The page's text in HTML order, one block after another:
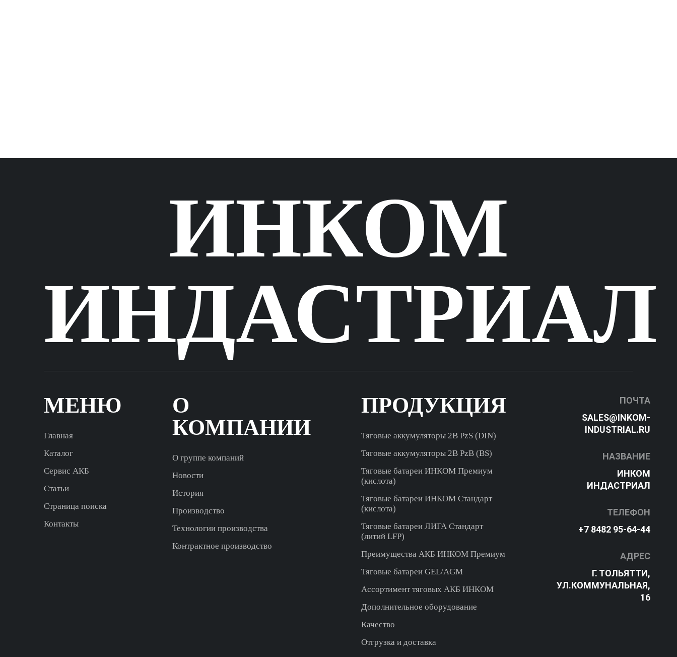
ИНКОМ
ИНДАСТРИАЛ
МЕНЮ
Главная
Каталог
Сервис АКБ
Статьи
Страница поиска
Контакты
О
КОМПАНИИ
О группе компаний
Новости
История
Производство
Технологии производства
Контрактное производство
ПРОДУКЦИЯ
Тяговые аккумуляторы 2В PzS (DIN)
Тяговые аккумуляторы 2В PzB (BS)
Тяговые батареи ИНКОМ Премиум
(кислота)
Тяговые батареи ИНКОМ Стандарт
(кислота)
Тяговые батареи ЛИГА Стандарт
(литий LFP)
Преимущества АКБ ИНКОМ Премиум
Тяговые батареи GEL/AGM
Ассортимент тяговых АКБ ИНКОМ
Дополнительное оборудование
Качество
Отгрузка и доставка
ПОЧТА
SALES@INKOM-
INDUSTRIAL.RU
НАЗВАНИЕ
ИНКОМ
ИНДАСТРИАЛ
ТЕЛЕФОН
+7 8482 95-64-44
АДРЕС
Г. ТОЛЬЯТТИ,
УЛ.КОММУНАЛЬНАЯ,
16